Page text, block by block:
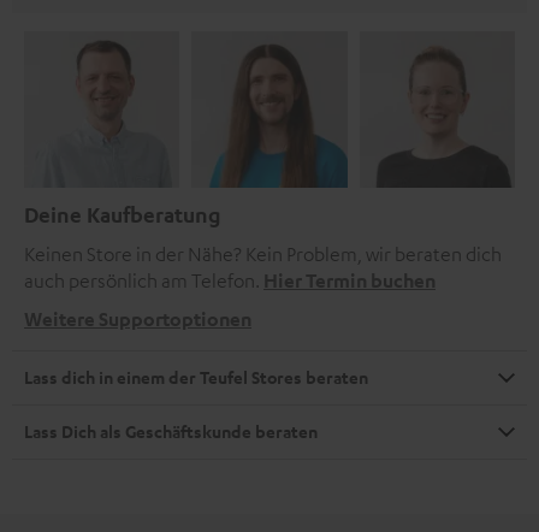
Deine Kaufberatung
Keinen Store in der Nähe? Kein Problem, wir beraten dich
auch persönlich am Telefon. Hier Termin buchen
Weitere Supportoptionen
Lass dich in einem der Teufel Stores beraten
Lass Dich als Geschäftskunde beraten